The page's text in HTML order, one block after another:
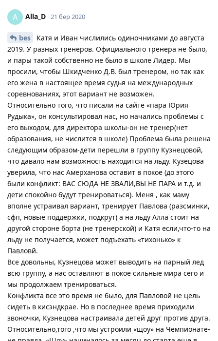
A Alla_D 21 бер 2020
bes
Катя и Иван числились одиночниками до августа
2019. У разных тренеров. Официального тренера не было,
и пары такой собственно не было в школе Лидер. Мы
просили, чтобы Шкидченко Д.В. был тренером, но так как
его жена в настоящее время судья на международных
соревнованиях, этот вариант не возможен.
Относительно того, что писали на сайте «пара Юрия
Рудыка», он консультировал нас, но начались проблемы с
его выходом, для директора школы-он не тренер(нет
образования, не числится в школе) Проблема была решена
следующим образом-дети перешли в группу Кузнецовой,
что давало нам возможность находится на льду. Кузецова
уверила, что нас Амерханова оставит в покое (до этого
были конфликт: ВАС СЮДА НЕ ЗВАЛИ,ВЫ НЕ ПАРА и т.д. и
дети спокойно будут тренироваться). Меня , как маму
вполне устраивал вариант, тренирует Павлова (разсминки,
сфп, новые поддержки, подкрут) а на льду Алла стоит на
другой стороне борта (не тренерской) и Катя если,что-то на
льду не получается, может подъехать «тихонько» к
Павловй.
Все довольны, Кузнецова может выводить на парный лед
всю группу, а нас оставляют в покое сильные мира сего и
мы продолжаем тренироваться.
Конфликта все это время не было, для Павловой не цель
сидеть в кисэндкрае. Но в последнее время приходили
звоночки, Кузнецова настраивала детей друг против друга.
Относительно,того ,что мы устроили «щоу» на Чемпионате-